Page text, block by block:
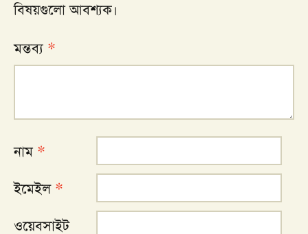
বিষয়গুলো আবশ্যক।
মন্তব্য *
নাম *
ইমেইল *
ওয়েবসাইট